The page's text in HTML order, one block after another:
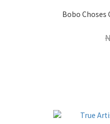
Bobo Choses